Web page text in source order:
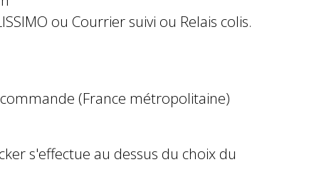
ou Courrier suivi ou Relais colis.
(France métropolitaine)
s'effectue au dessus du choix du